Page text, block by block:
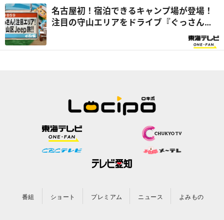
名古屋初！宿泊できるキャンプ場が登場！
注目の守山エリアをドライブ『ぐっさん
番組 ショート プレミアム ニュース よみもの